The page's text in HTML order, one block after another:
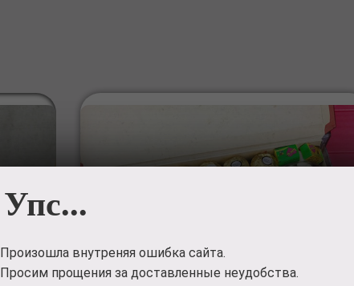
Упс...
Произошла внутреняя ошибка сайта.
Просим прощения за доставленные неудобства.